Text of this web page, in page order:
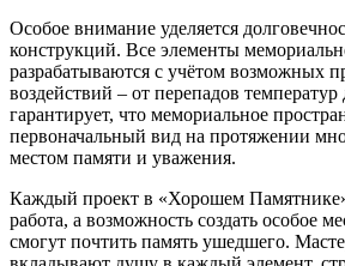
Особое внимание уделяется
конструкций. Все элементы
разрабатываются с учётом возможных
воздействий – от перепадов
гарантирует, что мемориальное
первоначальный вид на протяжении
местом памяти и уважения.
Каждый проект в «Хорошем
работа, а возможность создать особое
смогут почтить память ушедшего.